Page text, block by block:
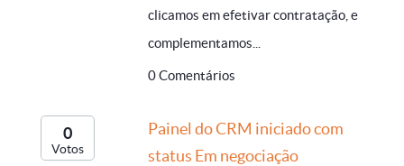
clicamos em efetivar contratação, e
complementamos...
0 Comentários
0
Votos
Painel do CRM iniciado com
status Em negociação